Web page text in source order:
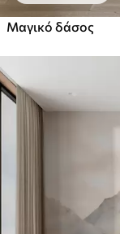
Μαγικό δάσος